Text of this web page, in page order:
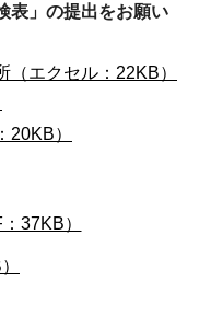
表」の提出をお願い
（エクセル：22KB）
20KB）
37KB）